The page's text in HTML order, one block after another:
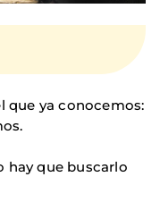
que ya conocemos:
hay que buscarlo